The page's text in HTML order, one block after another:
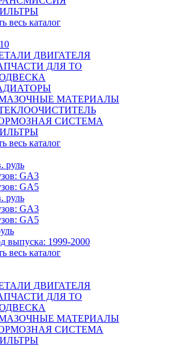
весь каталог
ДВИГАТЕЛЯ
ДЛЯ ТО
МАТЕРИАЛЫ
СИСТЕМА
весь каталог
руль
GA3
GA5
руль
GA3
GA5
выпуска: 1999-2000
весь каталог
ДВИГАТЕЛЯ
ДЛЯ ТО
МАТЕРИАЛЫ
СИСТЕМА